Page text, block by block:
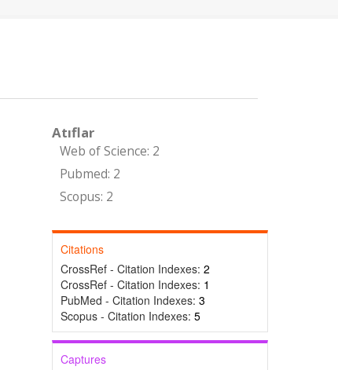
Atıflar
Web of Science: 2
Pubmed: 2
Scopus: 2
Citations
CrossRef - Citation Indexes: 2
CrossRef - Citation Indexes: 1
PubMed - Citation Indexes: 3
Scopus - Citation Indexes: 5
Captures